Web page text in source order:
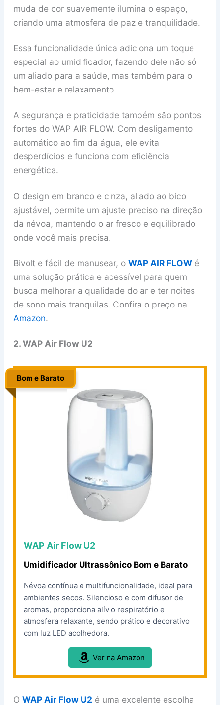
muda de cor suavemente ilumina o espaço,
criando uma atmosfera de paz e tranquilidade.
Essa funcionalidade única adiciona um toque
especial ao umidificador, fazendo dele não só
um aliado para a saúde, mas também para o
bem-estar e relaxamento.
A segurança e praticidade também são pontos
fortes do WAP AIR FLOW. Com desligamento
automático ao fim da água, ele evita
desperdícios e funciona com eficiência
energética.
O design em branco e cinza, aliado ao bico
ajustável, permite um ajuste preciso na direção
da névoa, mantendo o ar fresco e equilibrado
onde você mais precisa.
Bivolt e fácil de manusear, o WAP AIR FLOWé
uma solução prática e acessível para quem
busca melhorar a qualidade do ar e ter noites
de sono mais tranquilas. Confira o preço na
Amazon.
2. WAP Air Flow U2
Bom e Barato
..
WAP Air Flow U2
Umidificador Ultrassônico Bom e Barato
Névoa contínua e multifuncionalidade, ideal para
ambientes secos. Silencioso e com difusor de
aromas, proporciona alívio respiratório e
atmosfera relaxante, sendo prático e decorativo
com luz LED acolhedora.
Ver na Amazon
O WAP Air Flow U2 é uma excelente escolha